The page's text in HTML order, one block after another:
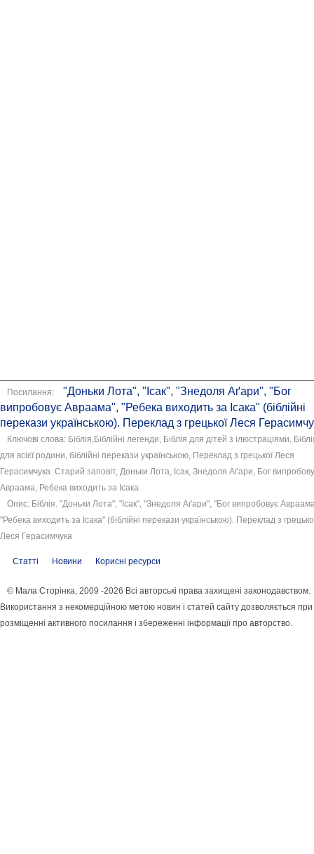
Посилання:
"Доньки Лота", "Ісак", "Знедоля Аґари", "Бог
випробовує Авраама", "Ребека виходить за Ісака" (біблійні
перекази українською). Переклад з грецької Леся
Ключові слова: Біблія,Біблійні легенди, Біблія для дітей з ілюстраціями,
для всієї родини, біблійні перекази українською, Переклад з грецької Леся
Герасимчука. Старий заповіт, Доньки Лота, Ісак, Знедоля Аґари, Бог
Авраама, Ребека виходить за Ісака
Опис: Біблія. "Доньки Лота", "Ісак", "Знедоля Аґари", "Бог випробовує
"Ребека виходить за Ісака" (біблійні перекази українською). Переклад з
Леся Герасимчука
Статті Новини Корисні ресурси
© Мала Сторінка, 2009 -2026 Всі авторські права захищені законодавством.
Використання з некомерційною метою новин і статей сайту дозволяється при
розміщенні активного посилання і збереженні інформації про авторство.